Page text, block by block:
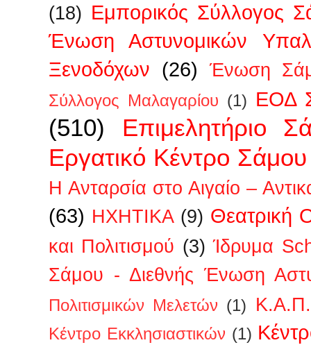
(18) Εμπορικός Σύλλογος
Ένωση Αστυνομικών
Ξενοδόχων (26) Ένωση
Σύλλογος Μαλαγαρίου (1) ΕΟΔ
(510)
Επιμελητήριο
Εργατικό Κέντρο Σάμου
Η Ανταρσία στο Αιγαίο –
(63) ΗΧΗΤΙΚΑ (9) Θεατρική
και Πολιτισμού (3) Ίδρυμα
Σάμου - Διεθνής Ένωση
Πολιτισμικών Μελετών (1)
Κέντρο Εκκλησιαστικών (1)